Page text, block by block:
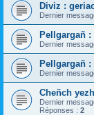
Diviz :
Dernier
Pellgargañ :
Dernier
Pellgargañ :
Dernier
Cheñch
Dernier
Réponses : 2